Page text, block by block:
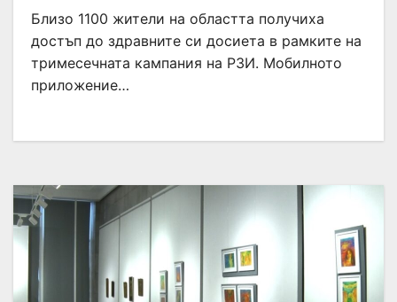
Близо 1100 жители на областта получиха
достъп до здравните си досиета в рамките на
тримесечната кампания на РЗИ. Мобилното
приложение…